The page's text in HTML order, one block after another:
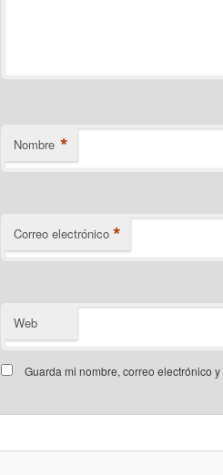
Nombre *
Correo electrónico *
Web
Guarda mi nombre, correo electrónico